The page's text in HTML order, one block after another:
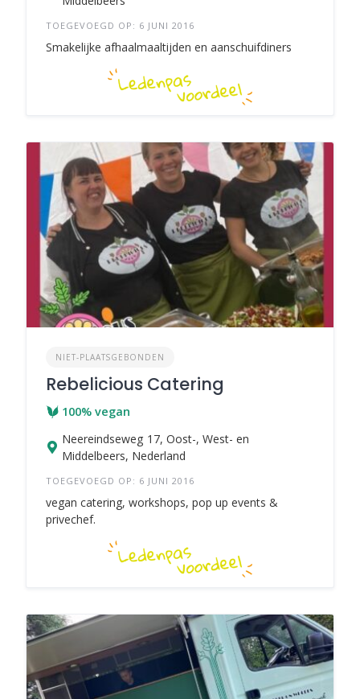
TOEGEVOEGD OP: 6 JUNI 2016
Smakelijke afhaalmaaltijden en aanschuifdiners
NIET-PLAATSGEBONDEN
Rebelicious Catering
100% vegan
Neereindseweg 17, Oost-, West- en
Middelbeers, Nederland
TOEGEVOEGD OP: 6 JUNI 2016
vegan catering, workshops, pop up events &
privechef.